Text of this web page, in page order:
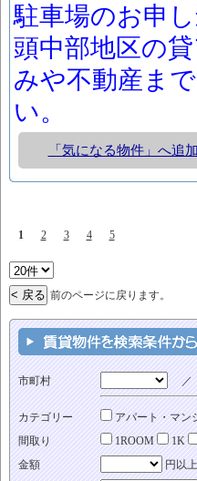
駐車場のお申
頭中部地区の
みや不動産ま
い。
「気になる物件」へ追加
1 2 3 4 5
前のページに戻ります。
市町村 ／
カテゴリー アパート・マン
間取り
1ROOM 1K
金額
円以